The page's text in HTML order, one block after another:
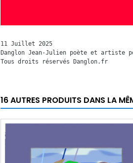
11 Juillet 2025
Danglon Jean-Julien poète et
Tous droits réservés Danglon.fr
16 AUTRES PRODUITS DANS LA